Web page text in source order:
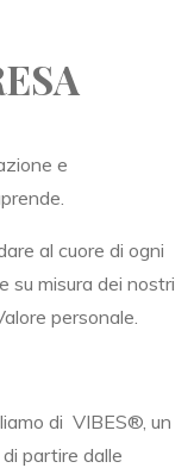
e
al cuore di ogni
su misura dei nostri
personale.
di VIBES®, un
partire dalle